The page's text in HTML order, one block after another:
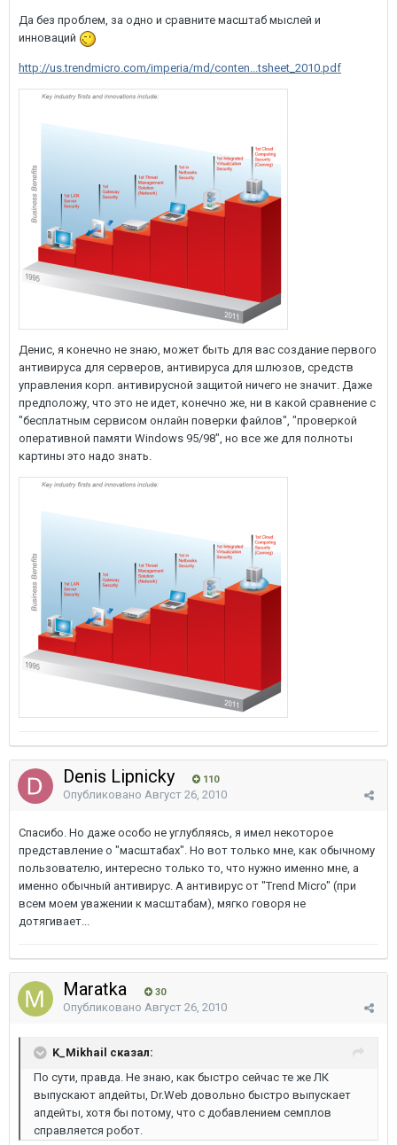
Да без проблем, за одно и сравните масштаб мыслей и
инноваций
http://us.trendmicro.com/imperia/md/conten...tsheet_2010.pdf
Денис, я конечно не знаю, может быть для вас создание первого
антивируса для серверов, антивируса для шлюзов, средств
управления корп. антивирусной защитой ничего не значит. Даже
предположу, что это не идет, конечно же, ни в какой сравнение с
"бесплатным сервисом онлайн поверки файлов", "проверкой
оперативной памяти Windows 95/98", но все же для полноты
картины это надо знать.
Denis Lipnicky 110
Опубликовано Август 26, 2010
Спасибо. Но даже особо не углубляясь, я имел некоторое
представление о "масштабах". Но вот только мне, как обычному
пользователю, интересно только то, что нужно именно мне, а
именно обычный антивирус. А антивирус от "Trend Micro" (при
всем моем уважении к масштабам), мягко говоря не
дотягивает...
Maratka 30
Опубликовано Август 26, 2010
K_Mikhail сказал:
По сути, правда. Не знаю, как быстро сейчас те же ЛК
выпускают апдейты, Dr.Web довольно быстро выпускает
апдейты, хотя бы потому, что с добавлением семплов
справляется робот.